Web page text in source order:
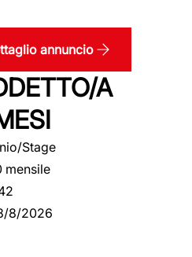
annuncio
A
Stage
mensile
8/2026